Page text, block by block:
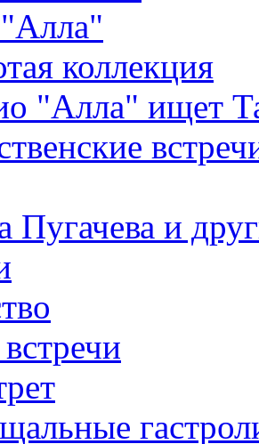
коллекция
"Алла" ищет
Пугачева и